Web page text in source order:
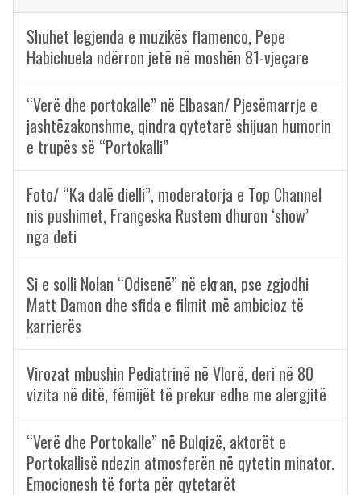
Shuhet legjenda e muzikës flamenco, Pepe
Habichuela ndërron jetë në moshën 81-vjeçare
“Verë dhe portokalle” në Elbasan/ Pjesëmarrje e
jashtëzakonshme, qindra qytetarë shijuan humorin
e trupës së “Portokalli”
Foto/ “Ka dalë dielli”, moderatorja e Top Channel
nis pushimet, Françeska Rustem dhuron ‘show’
nga deti
Si e solli Nolan “Odisenë” në ekran, pse zgjodhi
Matt Damon dhe sfida e filmit më ambicioz të
karrierës
Virozat mbushin Pediatrinë në Vlorë, deri në 80
vizita në ditë, fëmijët të prekur edhe me alergjitë
“Verë dhe Portokalle” në Bulqizë, aktorët e
Portokallisë ndezin atmosferën në qytetin minator.
Emocionesh të forta për qytetarët